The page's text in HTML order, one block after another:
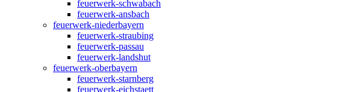
feuerwerk-schwabach
feuerwerk-ansbach
feuerwerk-niederbayern
feuerwerk-straubing
feuerwerk-passau
feuerwerk-landshut
feuerwerk-oberbayern
feuerwerk-starnberg
feuerwerk-eichstaett